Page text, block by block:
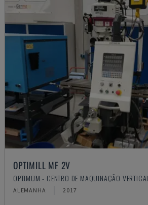
OPTIMILL MF 2V
OPTIMUM - CENTRO DE MAQUINAÇÃO VERTICAL
ALEMANHA 2017